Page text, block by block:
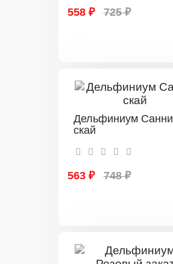
558 ₽ 725 ₽
Дельфиниум Санни
скай
563 ₽ 748 ₽